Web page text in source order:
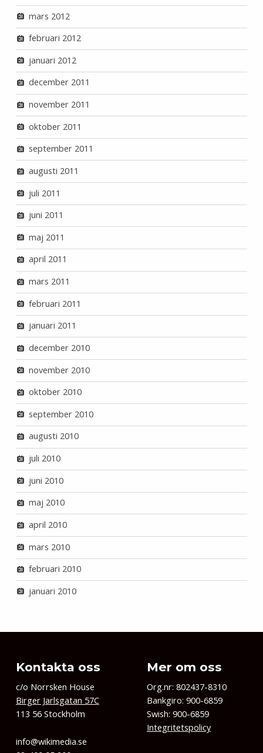
mars 2012
februari 2012
januari 2012
december 2011
november 2011
oktober 2011
september 2011
augusti 2011
juli 2011
juni 2011
maj 2011
april 2011
mars 2011
februari 2011
januari 2011
december 2010
november 2010
oktober 2010
september 2010
augusti 2010
juli 2010
juni 2010
maj 2010
april 2010
mars 2010
februari 2010
januari 2010
Kontakta oss
c/o Norrsken House
Birger Jarlsgatan 57C
113 56 Stockholm
info@wikimedia.se
Mer om oss
Org.nr: 802437-8310
Bankgiro: 900-6859
Swish: 900-6859
Integritetspolicy